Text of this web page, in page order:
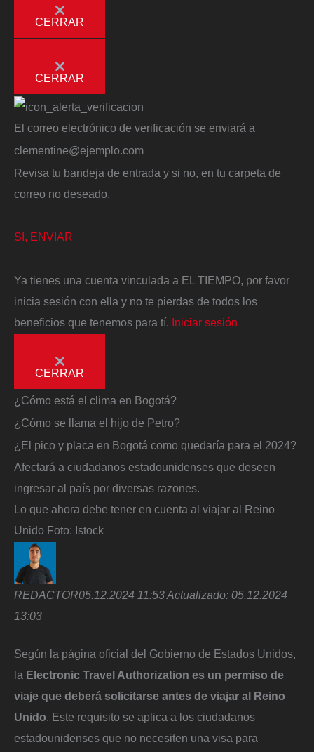
CERRAR
CERRAR
El correo electrónico de verificación se enviará a
clementine@ejemplo.com
Revisa tu bandeja de entrada y si no, en tu carpeta de
correo no deseado.
SI, ENVIAR
Ya tienes una cuenta vinculada a EL TIEMPO, por favor
inicia sesión con ella y no te pierdas de todos los
beneficios que tenemos para tí. Iniciar sesión
CERRAR
¿Cómo está el clima en Bogotá?
¿Cómo se llama el hijo de Petro?
¿El pico y placa en Bogotá como quedaría para el 2024?
Afectará a ciudadanos estadounidenses que deseen
ingresar al país por diversas razones.
Lo que ahora debe tener en cuenta al viajar al Reino
Unido Foto: Istock
REDACTOR05.12.2024 11:53Actualizado: 05.12.2024
13:03
Según la página oficial del Gobierno de Estados Unidos,
la Electronic Travel Authorization es un permiso de
viaje que deberá solicitarse antes de viajar al Reino
Unido. Este requisito se aplica a los ciudadanos
estadounidenses que no necesiten una visa para